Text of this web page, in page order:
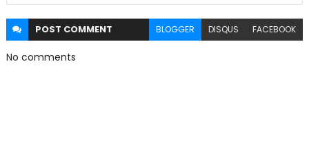
POST COMMENT BLOGGER DISQUS FACEBOOK
No comments